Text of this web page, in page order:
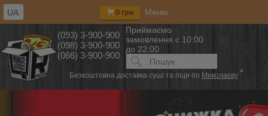
(093) 3-900-900
(098) 3-900-900
(066) 3-900-900
Приймаємо
замовлення с 10:00
до 22:00
Искать:ПОИСК
0 грн Меню
Безкоштовна доставка суші та піци по Миколаєву *
UA